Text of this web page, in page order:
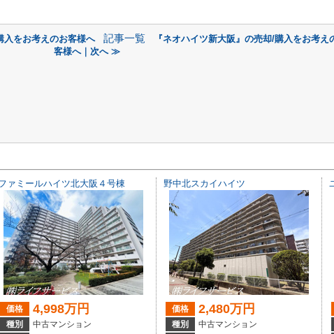
をお考えのお客様へ 記事一覧
『ネオハイツ新大阪』の売却/購入をお考え
客様へ｜次へ ≫
ァミールハイツ北大阪４号棟
価格 4,998万円
種別 中古マンション
野中北スカイハイツ
価格 2,480万円
種別 中古マンション